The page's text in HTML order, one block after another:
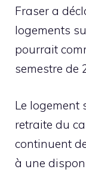
Fraser a
logements
pourrait
semestre de
Le logement
retraite du
continuent
à une